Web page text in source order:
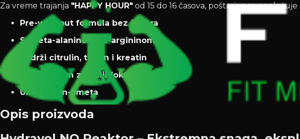
Za vreme trajanja "HAPPY HOUR" od 15 do 16 časova, poštarina se naplaćuje
Pre-workout formula bez šećera
Sa beta-alaninom i L-argininom
Sadrži citrulin, taurin i kreatin
Sa kofeinom za bolji fokus
Ukus limun-limeta
Opis proizvoda